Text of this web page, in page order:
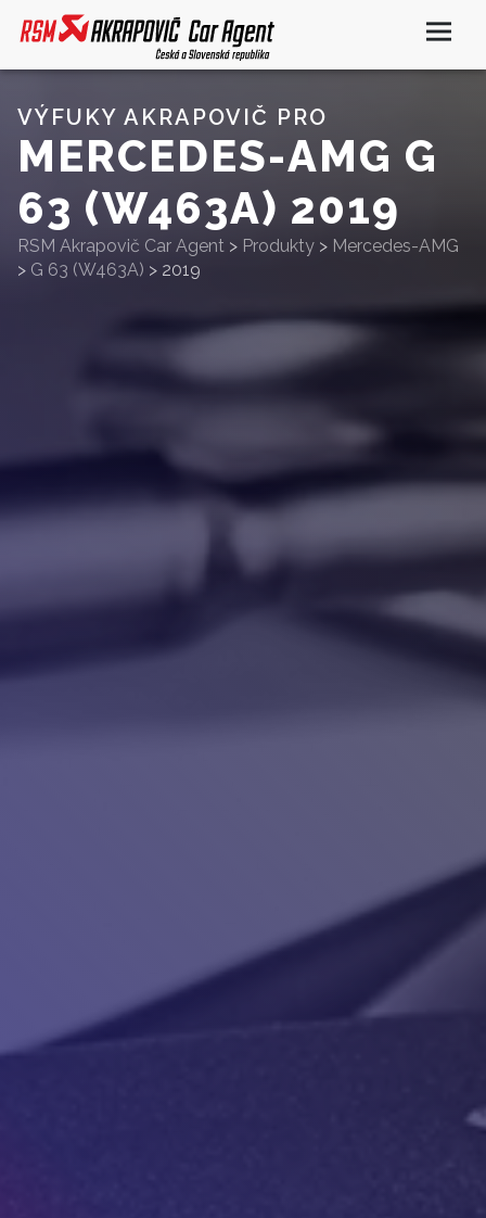
VÝFUKY AKRAPOVIČ PRO
MERCEDES-AMG G
63 (W463A) 2019
RSM Akrapovič Car Agent > Produkty > Mercedes-AMG
> G 63 (W463A) > 2019